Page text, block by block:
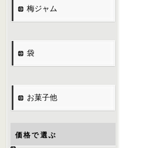
梅ジャム
袋
お菓子他
価格で選ぶ